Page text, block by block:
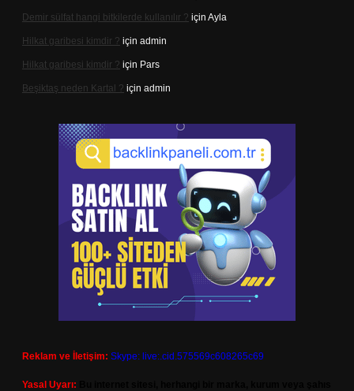
Demir sülfat hangi bitkilerde kullanılır ? için Ayla
Hilkat garibesi kimdir ? için admin
Hilkat garibesi kimdir ? için Pars
Beşiktaş neden Kartal ? için admin
Reklam ve İletişim: Skype: live:.cid.575569c608265c69
Yasal Uyarı: